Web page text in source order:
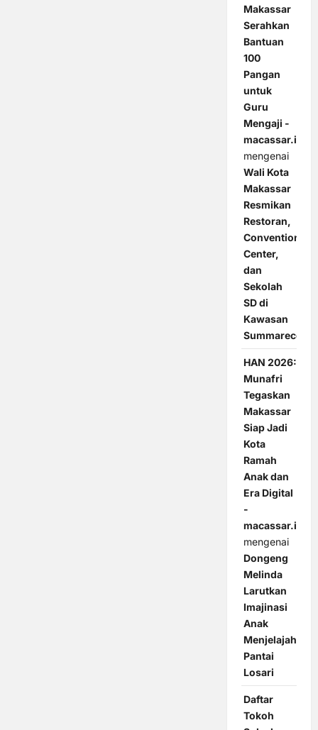
Makassar
Serahkan
Bantuan
100
Pangan
untuk
Guru
Mengaji -
macassar.id
mengenai
Wali Kota
Makassar
Resmikan
Restoran,
Convention
Center,
dan
Sekolah
SD di
Kawasan
Summarecon
HAN 2026:
Munafri
Tegaskan
Makassar
Siap Jadi
Kota
Ramah
Anak dan
Era Digital
-
macassar.id
mengenai
Dongeng
Melinda
Larutkan
Imajinasi
Anak
Menjelajah
Pantai
Losari
Daftar
Tokoh